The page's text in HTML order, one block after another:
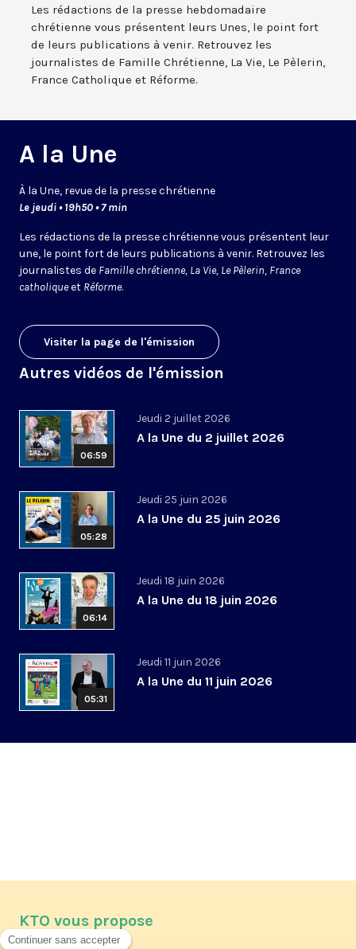
Les rédactions de la presse hebdomadaire
chrétienne vous présentent leurs Unes, le point fort
de leurs publications à venir. Retrouvez les
journalistes de Famille Chrétienne, La Vie, Le Pèlerin,
France Catholique et Réforme.
A la Une
À la Une, revue de la presse chrétienne
Le jeudi • 19h50 • 7 min
Les rédactions de la presse chrétienne vous présentent leur
une, le point fort de leurs publications à venir. Retrouvez les
journalistes de Famille chrétienne, La Vie, Le Pèlerin, France
catholiqueet Réforme.
Visiter la page de l'émission
Autres vidéos de l'émission
06:59
Jeudi 2 juillet 2026
A la Une du 2 juillet 2026
05:28
Jeudi 25 juin 2026
A la Une du 25 juin 2026
06:14
Jeudi 18 juin 2026
A la Une du 18 juin 2026
05:31
Jeudi 11 juin 2026
A la Une du 11 juin 2026
KTO vous propose